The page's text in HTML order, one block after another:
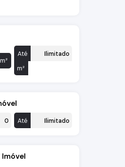
m²
Até
m²
Até